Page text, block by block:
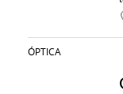
ÓPTICA